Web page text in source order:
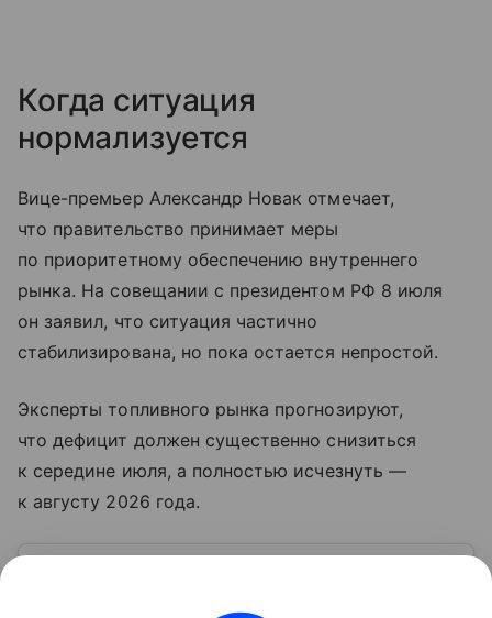
Когда ситуация
нормализуется
Вице-премьер Александр Новак отмечает,
что правительство принимает меры
по приоритетному обеспечению внутреннего
рынка. На совещании с президентом РФ 8 июля
он заявил, что ситуация частично
стабилизирована, но пока остается непростой.
Эксперты топливного рынка прогнозируют,
что дефицит должен существенно снизиться
к середине июля, а полностью исчезнуть —
к августу 2026 года.